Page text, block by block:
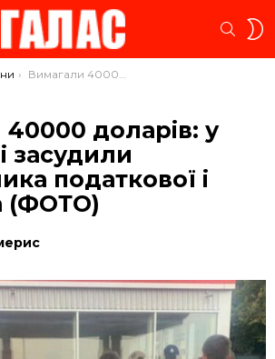
Вимагали 40000 доларів: у Тернополі засудили екскерівника податкової і його сина (ФОТО)
доларів: у
засудили
податкової і
(ФОТО)